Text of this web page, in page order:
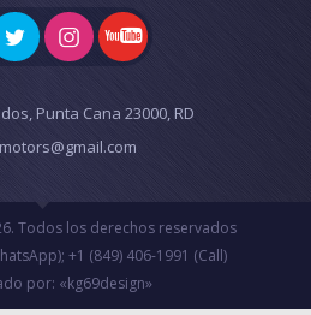
Punta Cana 23000, RD
Todos los derechos reservados
; +1 (849) 406-1991 (Call)
por: «kg69design»